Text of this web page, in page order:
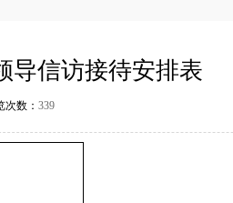
导信访接待安排表
次数： 339